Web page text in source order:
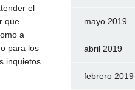
el
que
a
para los
inquietos
mayo 2019
abril 2019
febrero 2019